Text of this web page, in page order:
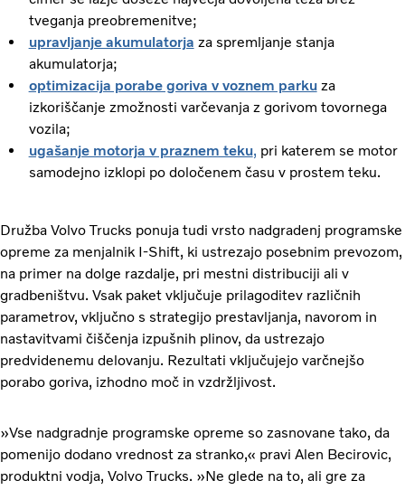
tveganja preobremenitve;
upravljanje akumulatorja za spremljanje stanja
akumulatorja;
optimizacija porabe goriva v voznem parkuza
izkoriščanje zmožnosti varčevanja z gorivom tovornega
vozila;
ugašanje motorja v praznem teku, pri katerem se motor
samodejno izklopi po določenem času v prostem teku.
Družba Volvo Trucks ponuja tudi vrsto nadgradenj programske
opreme za menjalnik I-Shift, ki ustrezajo posebnim prevozom,
na primer na dolge razdalje, pri mestni distribuciji ali v
gradbeništvu. Vsak paket vključuje prilagoditev različnih
parametrov, vključno s strategijo prestavljanja, navorom in
nastavitvami čiščenja izpušnih plinov, da ustrezajo
predvidenemu delovanju. Rezultati vključujejo varčnejšo
porabo goriva, izhodno moč in vzdržljivost.
»Vse nadgradnje programske opreme so zasnovane tako, da
pomenijo dodano vrednost za stranko,« pravi Alen Becirovic,
produktni vodja, Volvo Trucks. »Ne glede na to, ali gre za